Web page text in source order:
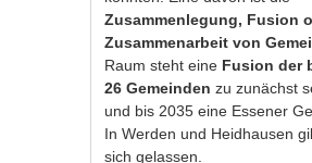
Zusammenlegung, Fusion
Zusammenarbeit von
Raum steht eine Fusion der
26 Gemeinden zu zunächst
und bis 2035 eine Essener
In Werden und Heidhausen
sich gelassen.